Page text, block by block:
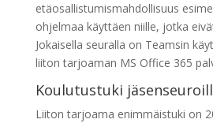
etäosallistumismahdollisuus
ohjelmaa käyttäen niille, jotka
Jokaisella seuralla on Teamsin
liiton tarjoaman MS Office 365
Koulutustuki
Liiton tarjoama enimmäistuki on